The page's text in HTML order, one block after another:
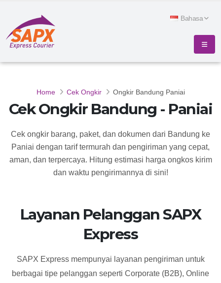
Bahasa
Home Cek Ongkir Ongkir Bandung Paniai
Cek Ongkir Bandung - Paniai
Cek ongkir barang, paket, dan dokumen dari Bandung ke
Paniai dengan tarif termurah dan pengiriman yang cepat,
aman, dan terpercaya. Hitung estimasi harga ongkos kirim
dan waktu pengirimannya di sini!
Layanan Pelanggan SAPX
Express
SAPX Express mempunyai layanan pengiriman untuk
berbagai tipe pelanggan seperti Corporate (B2B), Online